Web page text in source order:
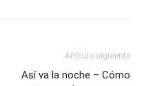
Artículo siguiente
Así va la noche – Cómo